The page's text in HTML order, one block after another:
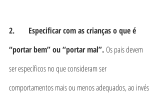
2.       Especificar com as crianças o que é
“portar bem” ou “portar mal”. Os pais devem
ser específicos no que consideram ser
comportamentos mais ou menos adequados, ao invés